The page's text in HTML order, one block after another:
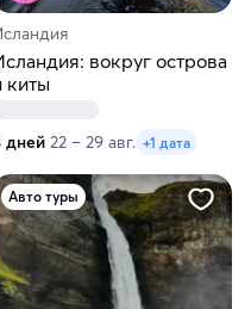
вокруг острова
киты
дней 22 – 29 авг. +1 дата
Авто туры